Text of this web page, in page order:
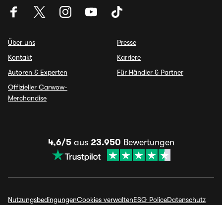
Über uns
Kontakt
Autoren & Experten
Offizieller Carwow-
Merchandise
Presse
Karriere
Für Händler & Partner
4,6/5aus 23.950 Bewertungen
NutzungsbedingungenCookies verwaltenESG PoliceDatenschutz